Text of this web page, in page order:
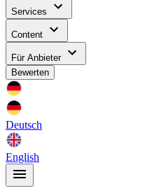
Services
Content
Für Anbieter
Bewerten
Deutsch
English